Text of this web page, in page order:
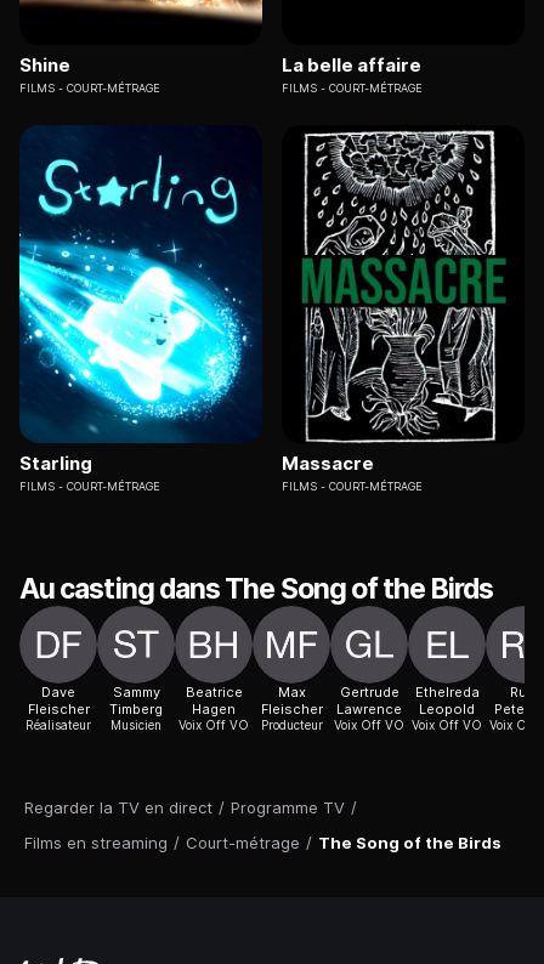
Regarder la TV en direct / Programme TV /
Films en streaming / Court-métrage / The Song of the Birds
Shine
FILMS COURT-MÉTRAGE
La belle affaire
FILMS COURT-MÉTRAGE
Starling
FILMS COURT-MÉTRAGE
Massacre
FILMS COURT-MÉTRAGE
Au casting dans The Song of the Birds
Dave
Fleischer
Réalisateur
Sammy
Timberg
Musicien
Beatrice
Hagen
Voix Off VO
Max
Fleischer
Producteur
Gertrude
Lawrence
Voix Off VO
Ethelreda
Leopold
Voix Off VO
Ruth
Voix Off